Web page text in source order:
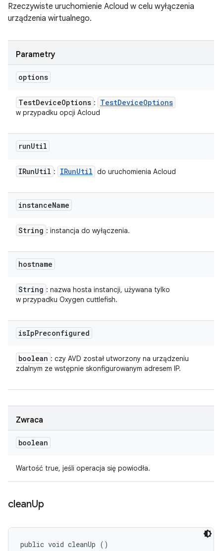
Rzeczywiste uruchomienie Acloud w celu wyłączenia
urządzenia wirtualnego.
Parametry
options
TestDeviceOptions : TestDeviceOptions
w przypadku opcji Acloud
runUtil
IRunUtil : IRunUtil do uruchomienia Acloud
instanceName
String : instancja do wyłączenia.
hostname
String : nazwa hosta instancji, używana tylko
w przypadku Oxygen cuttlefish.
isIpPreconfigured
boolean : czy AVD został utworzony na urządzeniu
zdalnym ze wstępnie skonfigurowanym adresem IP.
Zwraca
boolean
Wartość true, jeśli operacja się powiodła.
cleanUp
public void cleanUp ()